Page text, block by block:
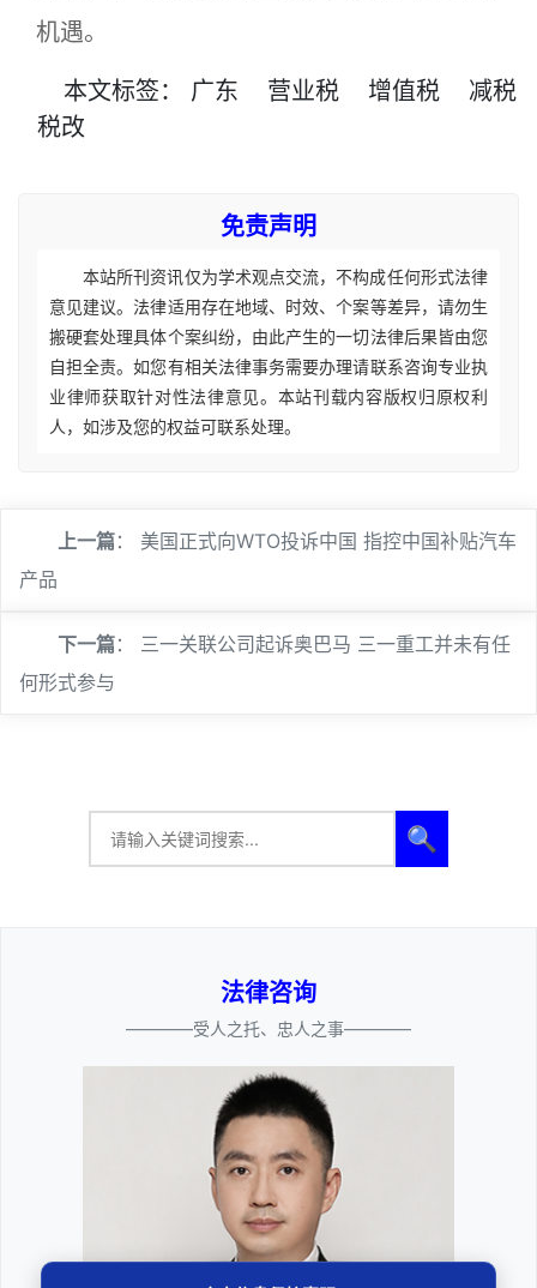
机遇。
本文标签： 广东 营业税 增值税
减税
税改
免责声明
本站所刊资讯仅为学术观点交流，不构成任何形式法律
意见建议。法律适用存在地域、时效、个案等差异，请勿生
搬硬套处理具体个案纠纷，由此产生的一切法律后果皆由您
自担全责。如您有相关法律事务需要办理请联系咨询专业执
业律师获取针对性法律意见。本站刊载内容版权归原权利
人，如涉及您的权益可联系处理。
上一篇： 美国正式向WTO投诉中国 指控中国补贴汽车
产品
下一篇： 三一关联公司起诉奥巴马 三一重工并未有任
何形式参与
🔍
法律咨询
————受人之托、忠人之事————